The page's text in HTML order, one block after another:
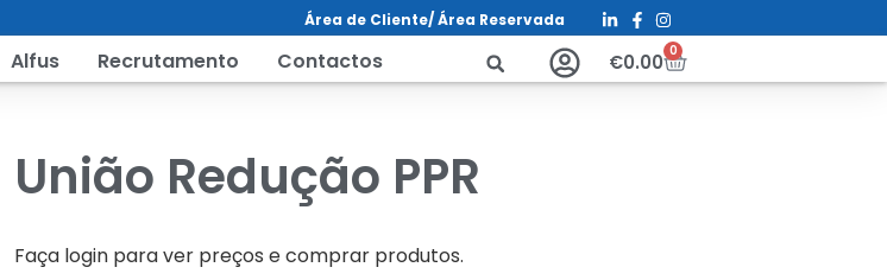
Área de Cliente/ Área Reservada
Alfus Recrutamento Contactos €0.00 0
União Redução PPR
Faça login para ver preços e comprar produtos.